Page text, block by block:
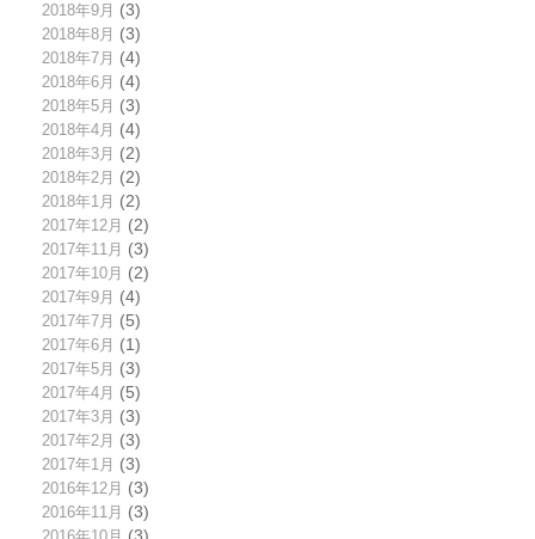
2018年9月 (3)
2018年8月 (3)
2018年7月 (4)
2018年6月 (4)
2018年5月 (3)
2018年4月 (4)
2018年3月 (2)
2018年2月 (2)
2018年1月 (2)
2017年12月 (2)
2017年11月 (3)
2017年10月 (2)
2017年9月 (4)
2017年7月 (5)
2017年6月 (1)
2017年5月 (3)
2017年4月 (5)
2017年3月 (3)
2017年2月 (3)
2017年1月 (3)
2016年12月 (3)
2016年11月 (3)